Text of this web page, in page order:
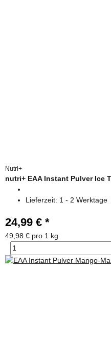
Nutri+
nutri+ EAA Instant Pulver Ice
Lieferzeit: 1 - 2 Werktage
24,99 € *
49,98 € pro 1 kg